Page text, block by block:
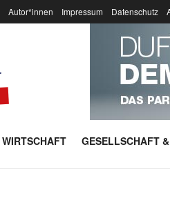
Autor*innen Impressum Datenschutz
WIRTSCHAFT GESELLSCHAFT